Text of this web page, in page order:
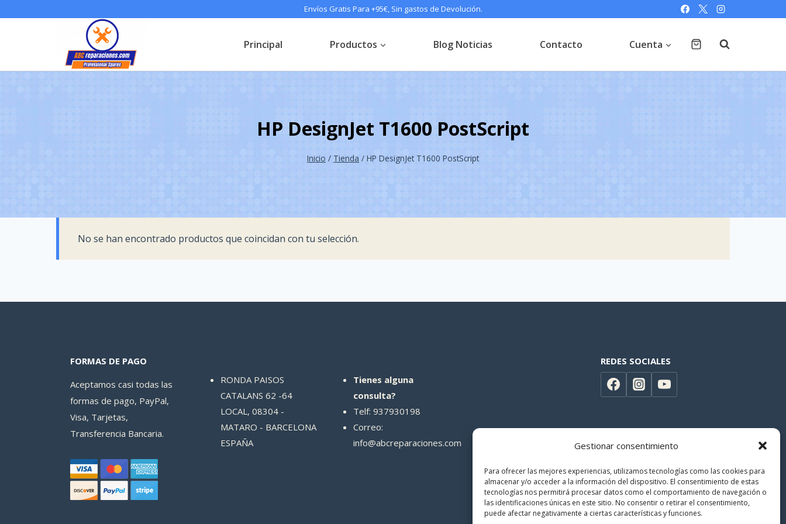
Gestionar consentimiento
Para ofrecer las mejores experiencias, utilizamos tecnologías como las cookies para
almacenar y/o acceder a la información del dispositivo. El consentimiento de estas
tecnologías nos permitirá procesar datos como el comportamiento de navegación o
las identificaciones únicas en este sitio. No consentir o retirar el consentimiento,
puede afectar negativamente a ciertas características y funciones.
Envíos Gratis Para +95€, Sin gastos de Devolución.
Principal Productos Blog Noticias Contacto Cuenta
HP DesignJet T1600 PostScript
Inicio / Tienda / HP DesignJet T1600 PostScript
No se han encontrado productos que coincidan con tu selección.
FORMAS DE PAGO
Aceptamos casi todas las
formas de pago, PayPal,
Visa, Tarjetas,
Transferencia Bancaria.
RONDA PAISOS
CATALANS 62 -64
LOCAL, 08304 -
MATARO - BARCELONA
ESPAÑA
Tienes alguna
consulta?
Telf: 937930198
Correo:
info@abcreparaciones.com
REDES SOCIALES